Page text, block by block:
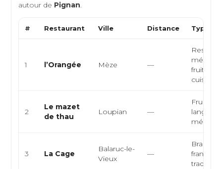
autour de Pignan.
# Restaurant Ville Distance Type
1 l’Orangée Mèze —
fruits de
cuisine
2
Le mazet
de thau
Loupian —
Fruits
3 La Cage
Balaruc-le-
Vieux
—